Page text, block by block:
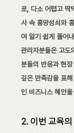
로, 다소 어렵고 딱
사 속 흥망성쇠와
여 알기 쉽게 풀어
관리자분들은 고도
분들의 반응과 현
깊은 만족감을 표
인 비즈니스 혜안
2. 이번 교육